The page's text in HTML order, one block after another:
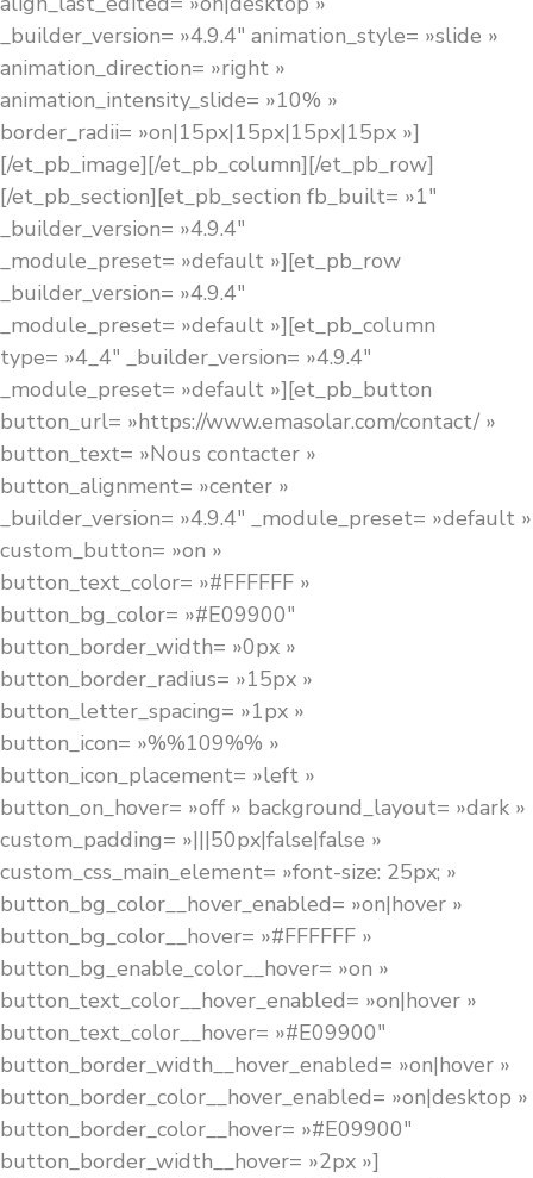
_builder_version= »4.9.4″ animation_style= »slide »
animation_direction= »right »
animation_intensity_slide= »10% »
border_radii= »on|15px|15px|15px|15px »]
[/et_pb_image][/et_pb_column][/et_pb_row]
[/et_pb_section][et_pb_section fb_built= »1″
_builder_version= »4.9.4″
_module_preset= »default »][et_pb_row
_builder_version= »4.9.4″
_module_preset= »default »][et_pb_column
type= »4_4″ _builder_version= »4.9.4″
_module_preset= »default »][et_pb_button
button_url= »https://www.emasolar.com/contact/ »
button_text= »Nous contacter »
button_alignment= »center »
_builder_version= »4.9.4″ _module_preset= »default »
custom_button= »on »
button_text_color= »#FFFFFF »
button_bg_color= »#E09900″
button_border_width= »0px »
button_border_radius= »15px »
button_letter_spacing= »1px »
button_icon= »%%109%% »
button_icon_placement= »left »
button_on_hover= »off » background_layout= »dark »
custom_padding= »|||50px|false|false »
custom_css_main_element= »font-size: 25px; »
button_bg_color__hover_enabled= »on|hover »
button_bg_color__hover= »#FFFFFF »
button_bg_enable_color__hover= »on »
button_text_color__hover_enabled= »on|hover »
button_text_color__hover= »#E09900″
button_border_width__hover_enabled= »on|hover »
button_border_color__hover_enabled= »on|desktop »
button_border_color__hover= »#E09900″
button_border_width__hover= »2px »]